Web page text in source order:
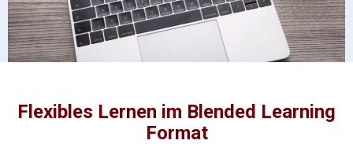
Flexibles Lernen im Blended Learning
Format